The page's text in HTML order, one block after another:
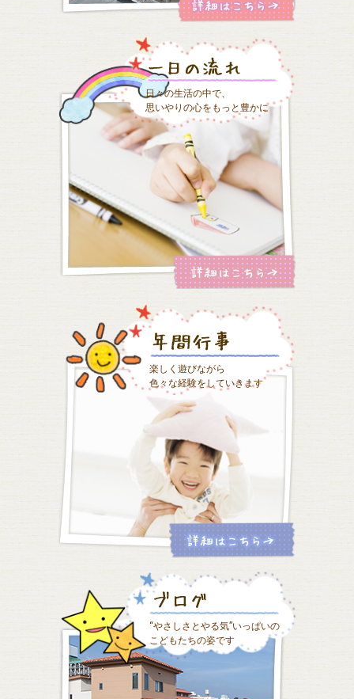
日々の生活の中で、
思いやりの心をもっと豊かに
楽しく遊びながら
色々な経験をしていきます
“やさしさとやる気”いっぱいの
こどもたちの姿です